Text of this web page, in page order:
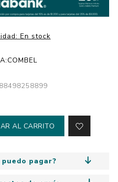
En stock
COMBEL
AL CARRITO
puedo pagar?